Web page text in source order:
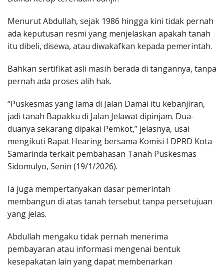
Menurut Abdullah, sejak 1986 hingga kini tidak pernah
ada keputusan resmi yang menjelaskan apakah tanah
itu dibeli, disewa, atau diwakafkan kepada pemerintah.
Bahkan sertifikat asli masih berada di tangannya, tanpa
pernah ada proses alih hak.
“Puskesmas yang lama di Jalan Damai itu kebanjiran,
jadi tanah Bapakku di Jalan Jelawat dipinjam. Dua-
duanya sekarang dipakai Pemkot,” jelasnya, usai
mengikuti Rapat Hearing bersama Komisi I DPRD Kota
Samarinda terkait pembahasan Tanah Puskesmas
Sidomulyo, Senin (19/1/2026).
Ia juga mempertanyakan dasar pemerintah
membangun di atas tanah tersebut tanpa persetujuan
yang jelas.
Abdullah mengaku tidak pernah menerima
pembayaran atau informasi mengenai bentuk
kesepakatan lain yang dapat membenarkan